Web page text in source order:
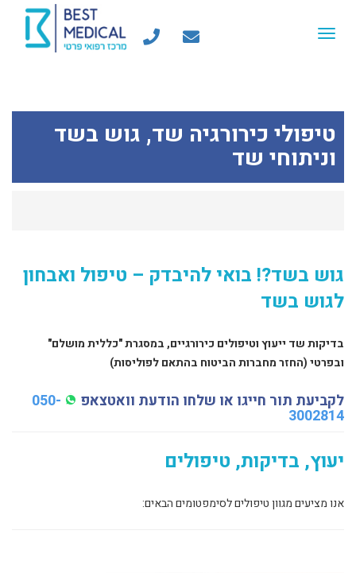
Toggle
טיפולי כירורגיה שד, גוש בשד
וניתוחי שד
גוש בשד?! בואי להיבדק – טיפול ואבחון
לגוש בשד
בדיקות שד ייעוץ וטיפולים כירורגיים, במסגרת "כללית מושלם"
ובפרטי (החזר מחברות הביטוח בהתאם לפוליסות)
לקביעת תור חייגו או שלחו הודעת וואטצאפ 050-
3002814
יעוץ, בדיקות, טיפולים
אנו מציעים מגוון טיפולים לסימפטומים הבאים: